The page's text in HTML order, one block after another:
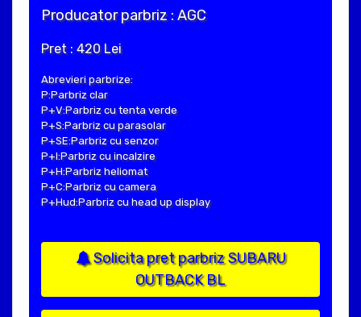
Producator parbriz : AGC
Pret : 420 Lei
Abrevieri parbrize:
P:Parbriz clar
P+V:Parbriz cu tenta verde
P+S:Parbriz cu parasolar
P+SE:Parbriz cu senzor
P+I:Parbriz cu incalzire
P+H:Parbriz heliomat
P+C:Parbriz cu camera
P+Hud:Parbriz cu head up display
Solicita pret parbriz SUBARU
OUTBACK BL